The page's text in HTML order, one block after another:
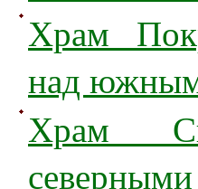
Храм
над
Храм